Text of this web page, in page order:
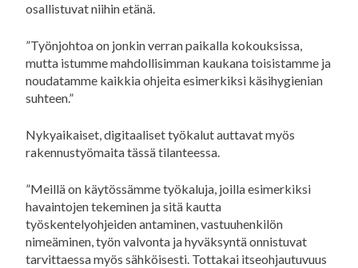
osallistuvat niihin etänä.
”Työnjohtoa on jonkin verran paikalla kokouksissa,
mutta istumme mahdollisimman kaukana toisistamme ja
noudatamme kaikkia ohjeita esimerkiksi käsihygienian
suhteen.”
Nykyaikaiset, digitaaliset työkalut auttavat myös
rakennustyömaita tässä tilanteessa.
”Meillä on käytössämme työkaluja, joilla esimerkiksi
havaintojen tekeminen ja sitä kautta
työskentelyohjeiden antaminen, vastuuhenkilön
nimeäminen, työn valvonta ja hyväksyntä onnistuvat
tarvittaessa myös sähköisesti. Tottakai itseohjautuvuus